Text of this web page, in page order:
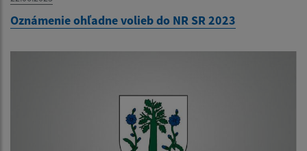
Oznámenie ohľadne volieb do NR SR 2023